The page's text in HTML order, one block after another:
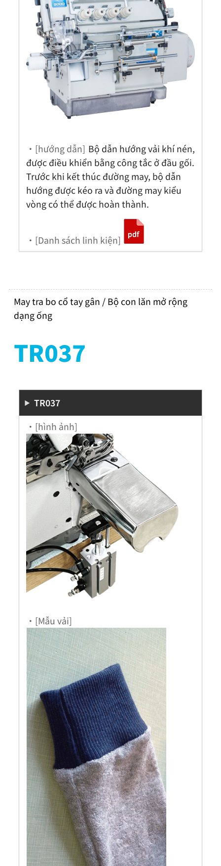
・[hướng dẫn] Bộ dẫn hướng vải khí nén,
được điều khiển bằng công tắc ở đầu gối.
Trước khi kết thúc đường may, bộ dẫn
hướng được kéo ra và đường may kiểu
vòng có thể được hoàn thành.
・[Danh sách linh kiện]
May tra bo cổ tay gân / Bộ con lăn mở rộng
dạng ống
TR037
TR037
・[hình ảnh]
・[Mẫu vải]